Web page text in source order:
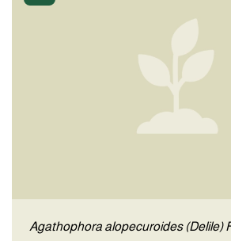
Agathophora alopecuroides (Delile)